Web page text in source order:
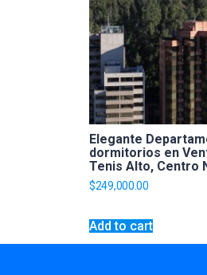
Elegante
dormitorios en
Tenis Alto, Centro
$249,000.00
Add to cart